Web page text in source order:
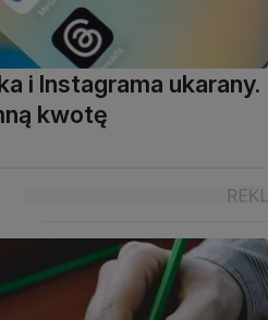
i Instagrama ukarany.
kwotę